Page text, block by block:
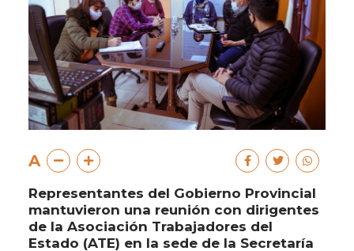
A
Representantes del Gobierno Provincial
mantuvieron una reunión con dirigentes
de la Asociación Trabajadores del
Estado (ATE) en la sede de la Secretaría